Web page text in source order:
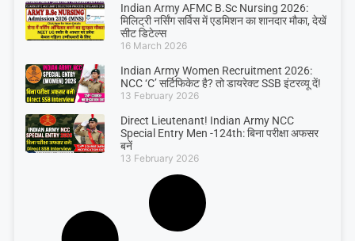
Indian Army AFMC B.Sc Nursing 2026:
मिलिट्री नर्सिंग सर्विस में एडमिशन का शानदार मौका, देखें
सीट डिटेल्स
16 March 2026
Indian Army Women Recruitment 2026:
NCC ‘C’ सर्टिफिकेट है? तो डायरेक्ट SSB इंटरव्यू दें!
13 February 2026
Direct Lieutenant! Indian Army NCC
Special Entry Men -124th: बिना परीक्षा अफसर
बनें
13 February 2026